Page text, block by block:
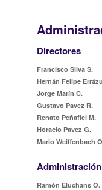
Directores
Francisco Silva S.
Hernán Felipe
Jorge Marín C.
Gustavo Pavez R.
Renato Peñafiel M.
Horacio Pavez G.
Mario Weiffenbach
Administración
Ramón Eluchans O.